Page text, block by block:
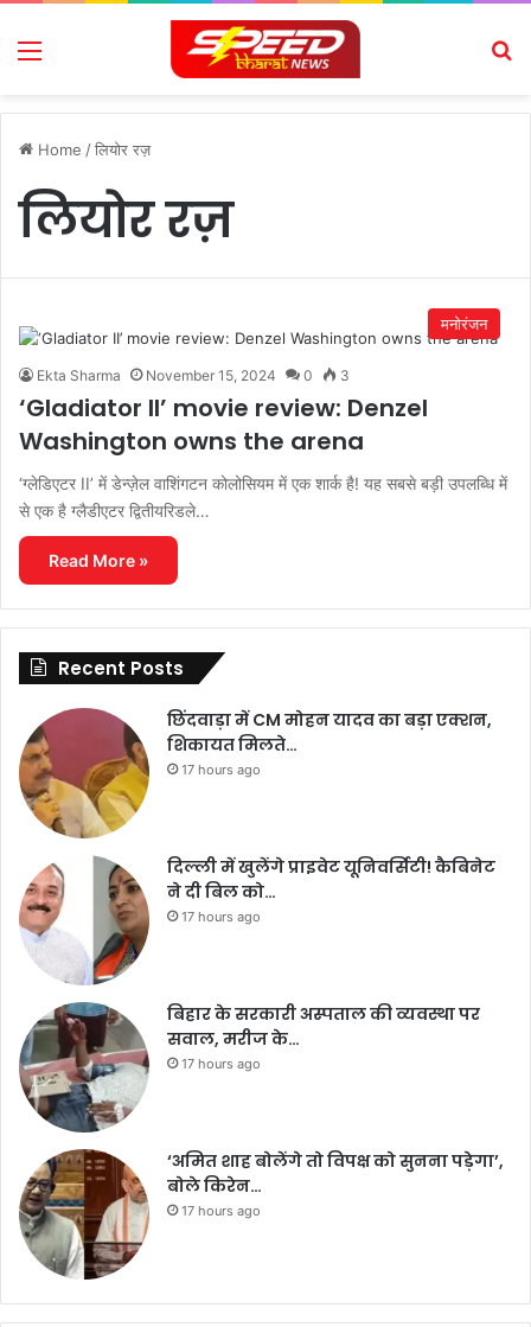
Menu
Home /लियोर रज़
लियोर रज़
मनोरंजन
Ekta Sharma November 15, 2024 0 3
‘Gladiator II’ movie review: Denzel
Washington owns the arena
‘ग्लेडिएटर II’ में डेन्ज़ेल वाशिंगटन कोलोसियम में एक शार्क है! यह सबसे बड़ी उपलब्धि में
से एक है ग्लैडीएटर द्वितीयरिडले…
Read More »
Recent Posts
छिंदवाड़ा में CM मोहन यादव का बड़ा एक्शन,
शिकायत मिलते…
17 hours ago
दिल्ली में खुलेंगे प्राइवेट यूनिवर्सिटी! कैबिनेट
ने दी बिल को…
17 hours ago
बिहार के सरकारी अस्पताल की व्यवस्था पर
सवाल, मरीज के…
17 hours ago
‘अमित शाह बोलेंगे तो विपक्ष को सुनना पड़ेगा’,
बोले किरेन…
17 hours ago